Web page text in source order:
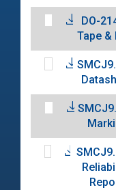
DO-
Tape &